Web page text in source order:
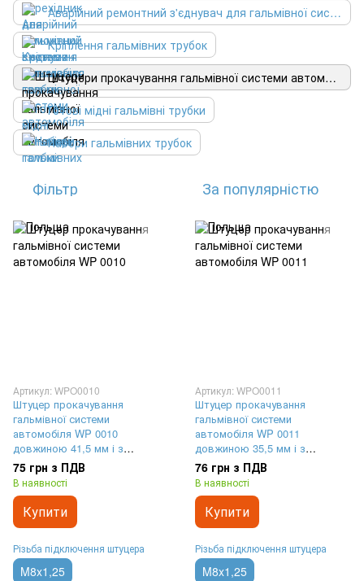
Аварійний ремонтний з'єднувач для гальмівної системи автомобіля
Кріплення гальмівних трубок
Штуцери прокачування гальмівної системи автомобіля
Готові мідні гальмівні трубки
Набори гальмівних трубок
Фільтр За популярністю
Артикул: WPO0010
Штуцер прокачування
гальмівної системи
автомобіля WP 0010
довжиною 41,5 мм і з
різьбленням M8x1,25
75 грн з ПДВ
В наявності
Купити
Різьба підключення штуцера
M8x1,25
Артикул: WPO0011
Штуцер прокачування
гальмівної системи
автомобіля WP 0011
довжиною 35,5 мм і з
різьбленням M8x1,25
76 грн з ПДВ
В наявності
Купити
Різьба підключення штуцера
M8x1,25